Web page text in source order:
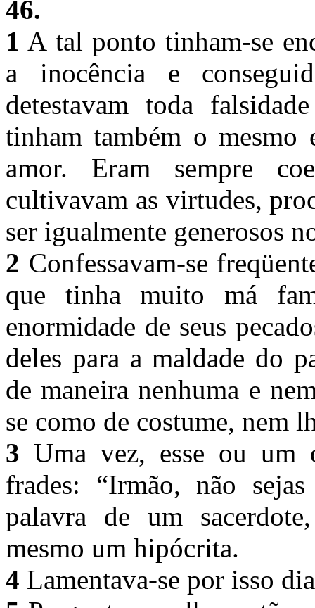
46.
1 A tal ponto tinham-se
a inocência e
detestavam toda
tinham também o
amor. Eram sempre
cultivavam as virtudes,
ser igualmente generosos
2 Confessavam-se
que tinha muito má
enormidade de seus
deles para a maldade do
de maneira nenhuma e
se como de costume, nem
3 Uma vez, esse ou um
frades: “Irmão, não
palavra de um
mesmo um hipócrita.
4 Lamentava-se por isso